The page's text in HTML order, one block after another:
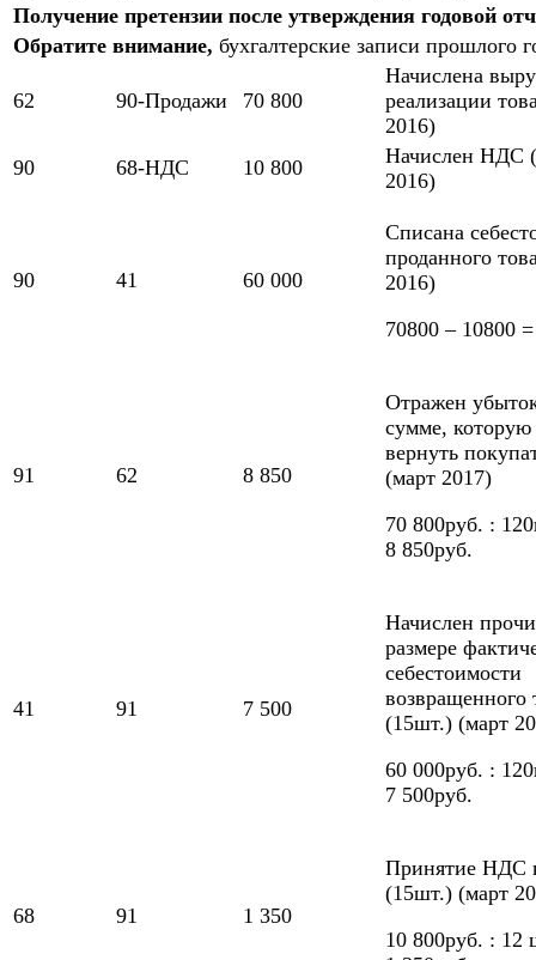
Получение претензии после утверждения годовой
Обратите внимание, бухгалтерские записи прошлого
62 90-Продажи 70 800
Начислена
реализации
2016)
90
68-НДС 10 800
Начислен НДС
2016)
90 41 60 000
Списана
проданного
2016)
70800 – 10800
91 62 8 850
Отражен
сумме, которую
вернуть
(март 2017)
70 800руб. :
8 850руб.
41 91 7 500
Начислен
размере
себестоимости
возвращенного
(15шт.) (март
60 000руб. :
7 500руб.
68 91 1 350
Принятие НДС
(15шт.) (март
10 800руб. : 12